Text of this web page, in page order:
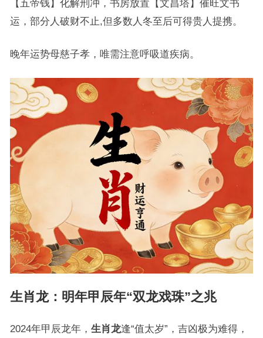
【五帝钱】化解刑冲，书房放置【文昌塔】催旺文书
运，部分人破财不止,但多数人冬至后可得贵人提携。
晚年运势母慈子孝，唯需注意呼吸道疾病。
生肖龙：明年甲辰年“双龙戏珠”之兆
2024年甲辰龙年， 生肖龙逢“值太岁”，吉凶极为难得，